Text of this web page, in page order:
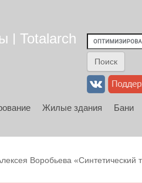
| Totalarch
Жилые здания Бани
Воробьева «Синтетический